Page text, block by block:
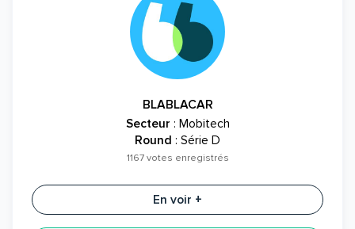
BLABLACAR
Secteur : Mobitech
Round : Série D
1167 votes enregistrés
En voir +